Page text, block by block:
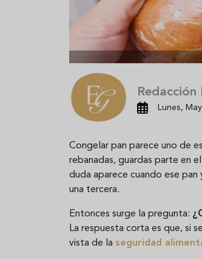
Lunes,
Congelar pan parece uno de
rebanadas, guardas parte en
duda aparece cuando ese
una tercera.
Entonces surge la pregunta:
La respuesta corta es que, si
vista de la seguridad